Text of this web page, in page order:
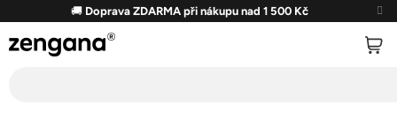
obsah
🚚 Doprava ZDARMA při nákupu nad 1 500 Kč